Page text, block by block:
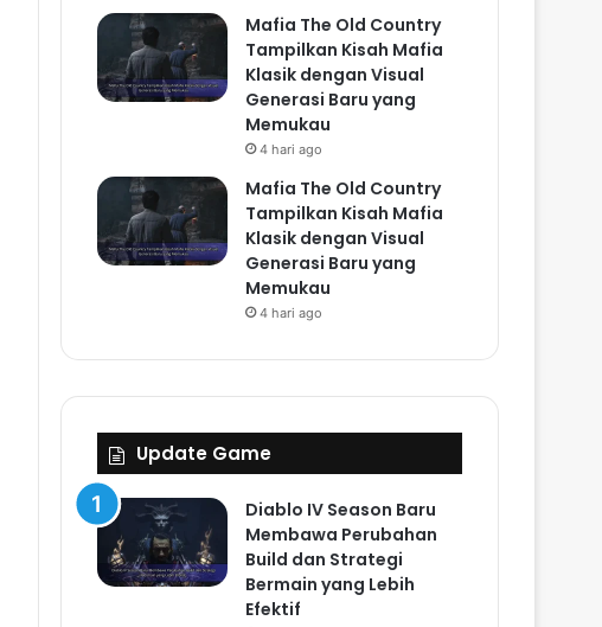
Mafia The Old Country
Tampilkan Kisah Mafia
Klasik dengan Visual
Generasi Baru yang
Memukau
4 hari ago
Mafia The Old Country
Tampilkan Kisah Mafia
Klasik dengan Visual
Generasi Baru yang
Memukau
4 hari ago
Update Game
Diablo IV Season Baru
Membawa Perubahan
Build dan Strategi
Bermain yang Lebih
Efektif